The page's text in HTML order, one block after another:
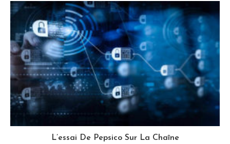
L’essai De Pepsico Sur La Chaîne